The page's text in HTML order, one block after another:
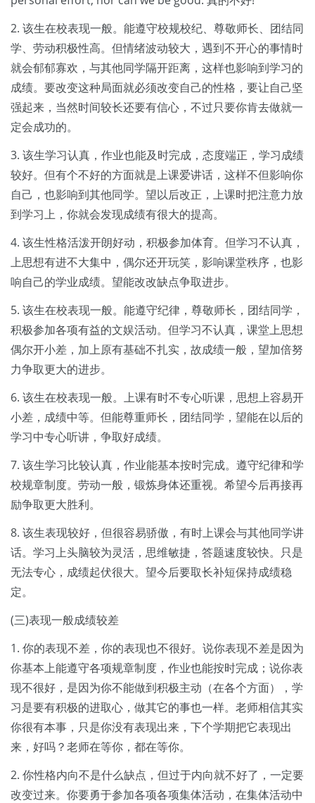
2. 该生在校表现一般。能遵守校规校纪、尊敬师长、团结同
学、劳动积极性高。但情绪波动较大，遇到不开心的事情时
就会郁郁寡欢，与其他同学隔开距离，这样也影响到学习的
成绩。要改变这种局面就必须改变自己的性格，要让自己坚
强起来，当然时间较长还要有信心，不过只要你肯去做就一
定会成功的。
3. 该生学习认真，作业也能及时完成，态度端正，学习成绩
较好。但有个不好的方面就是上课爱讲话，这样不但影响你
自己，也影响到其他同学。望以后改正，上课时把注意力放
到学习上，你就会发现成绩有很大的提高。
4. 该生性格活泼开朗好动，积极参加体育。但学习不认真，
上思想有进不大集中，偶尔还开玩笑，影响课堂秩序，也影
响自己的学业成绩。望能改改缺点争取进步。
5. 该生在校表现一般。能遵守纪律，尊敬师长，团结同学，
积极参加各项有益的文娱活动。但学习不认真，课堂上思想
偶尔开小差，加上原有基础不扎实，故成绩一般，望加倍努
力争取更大的进步。
6. 该生在校表现一般。上课有时不专心听课，思想上容易开
小差，成绩中等。但能尊重师长，团结同学，望能在以后的
学习中专心听讲，争取好成绩。
7. 该生学习比较认真，作业能基本按时完成。遵守纪律和学
校规章制度。劳动一般，锻炼身体还重视。希望今后再接再
励争取更大胜利。
8. 该生表现较好，但很容易骄傲，有时上课会与其他同学讲
话。学习上头脑较为灵活，思维敏捷，答题速度较快。只是
无法专心，成绩起伏很大。望今后要取长补短保持成绩稳
定。
(三)表现一般成绩较差
1. 你的表现不差，你的表现也不很好。说你表现不差是因为
你基本上能遵守各项规章制度，作业也能按时完成；说你表
现不很好，是因为你不能做到积极主动（在各个方面），学
习是要有积极的进取心，做其它的事也一样。老师相信其实
你很有本事，只是你没有表现出来，下个学期把它表现出
来，好吗？老师在等你，都在等你。
2. 你性格内向不是什么缺点，但过于内向就不好了，一定要
改变过来。你要勇于参加各项各项集体活动，在集体活动中